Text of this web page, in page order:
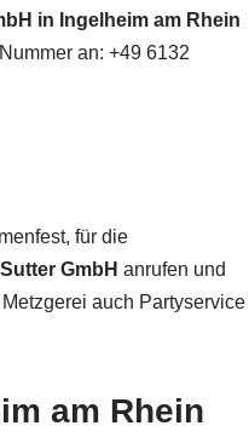
in Ingelheim am Rhein
an: +49 6132
für die
Sutter GmbH anrufen und
auch Partyservice
am Rhein